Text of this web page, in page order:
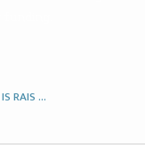
RAIS ...